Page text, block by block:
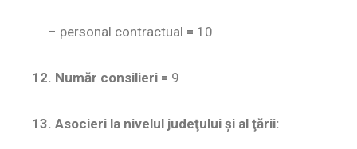
– personal contractual = 10
12. Număr consilieri = 9
13. Asocieri la nivelul judeţului şi al ţării: